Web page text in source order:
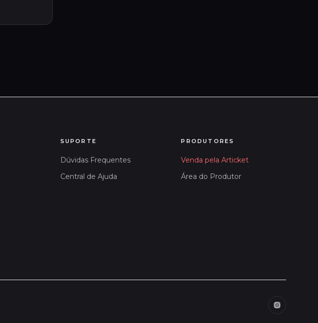
SUPORTE
Dúvidas Frequentes
Central de Ajuda
PRODUTORES
Venda pela Articket
Área do Produtor